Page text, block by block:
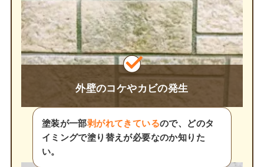
外壁のコケやカビの発生
塗装が一部剥がれてきているので、どのタ
イミングで塗り替えが必要なのか知りた
い。